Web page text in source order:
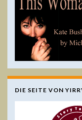
DIE SEITE VON